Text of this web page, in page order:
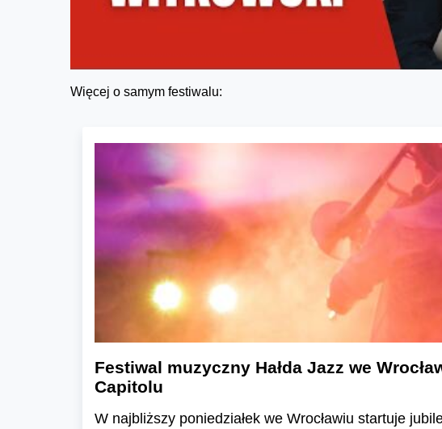
Więcej o samym festiwalu:
Festiwal muzyczny Hałda Jazz we
Capitolu
W najbliższy poniedziałek we Wrocławiu startuje